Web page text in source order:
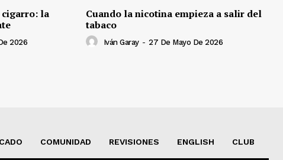
cigarro: la
2026
Cuando la nicotina empieza a salir del
tabaco
Iván Garay - 27 De Mayo De 2026
COMUNIDAD REVISIONES ENGLISH CLUB